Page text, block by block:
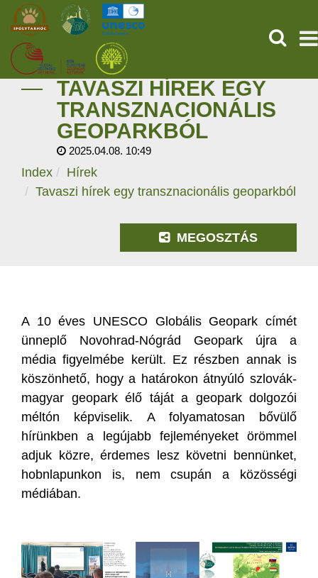
KEZDŐOLDAL
ŐSVILÁGI POMPEJI
SZOLGÁLTATÁSOK
TAVASZI HÍREK EGY
TRANSZNACIONÁLIS
GEOPARKBÓL
2025.04.08. 10:49
Index
Hírek
Tavaszi hírek egy transznacionális geoparkból
MEGOSZTÁS
A 10 éves UNESCO Globális Geopark címét
ünneplő Novohrad-Nógrád Geopark újra a
média figyelmébe került. Ez részben annak is
köszönhető, hogy a határokon átnyúló szlovák-
magyar geopark élő táját a geopark dolgozói
méltón képviselik. A folyamatosan bővülő
hírünkben a legújabb fejleményeket örömmel
adjuk közre, érdemes lesz követni bennünket,
hobnlapunkon is, nem csupán a közösségi
médiában.